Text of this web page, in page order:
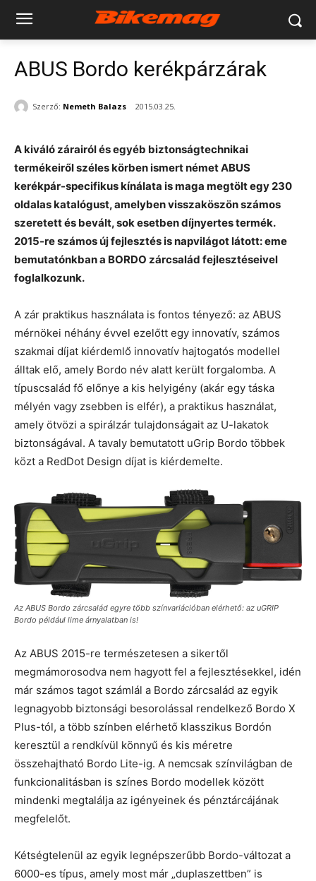
ABUS Bordo kerékpárzárak
Szerző: Nemeth Balazs 2015.03.25.
A kiváló zárairól és egyéb biztonságtechnikai
termékeiről széles körben ismert német ABUS
kerékpár-specifikus kínálata is maga megtölt egy 230
oldalas katalógust, amelyben visszaköszön számos
szeretett és bevált, sok esetben díjnyertes termék.
2015-re számos új fejlesztés is napvilágot látott: eme
bemutatónkban a BORDO zárcsalád fejlesztéseivel
foglalkozunk.
A zár praktikus használata is fontos tényező: az ABUS
mérnökei néhány évvel ezelőtt egy innovatív, számos
szakmai díjat kiérdemlő innovatív hajtogatós modellel
álltak elő, amely Bordo név alatt került forgalomba. A
típuscsalád fő előnye a kis helyigény (akár egy táska
mélyén vagy zsebben is elfér), a praktikus használat,
amely ötvözi a spirálzár tulajdonságait az U-lakatok
biztonságával. A tavaly bemutatott uGrip Bordo többek
közt a RedDot Design díjat is kiérdemelte.
Az ABUS Bordo zárcsalád egyre több színvariációban elérhető: az uGRIP
Bordo például lime árnyalatban is!
Az ABUS 2015-re természetesen a sikertől
megmámorosodva nem hagyott fel a fejlesztésekkel, idén
már számos tagot számlál a Bordo zárcsalád az egyik
legnagyobb biztonsági besorolással rendelkező Bordo X
Plus-tól, a több színben elérhető klasszikus Bordón
keresztül a rendkívül könnyű és kis méretre
összehajtható Bordo Lite-ig. A nemcsak színvilágban de
funkcionalitásban is színes Bordo modellek között
mindenki megtalálja az igényeinek és pénztárcájának
megfelelőt.
Kétségtelenül az egyik legnépszerűbb Bordo-változat a
6000-es típus, amely most már „duplaszettben” is